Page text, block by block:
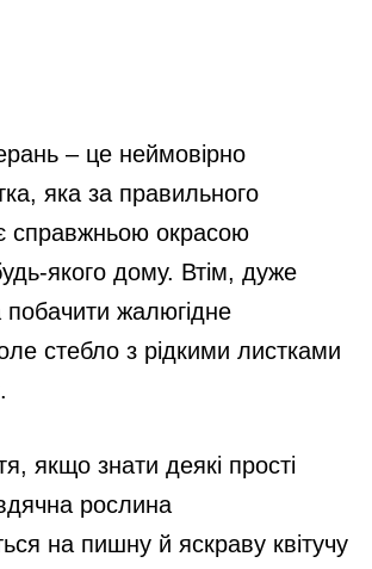
– це неймовірно
яка за правильного
справжньою окрасою
якого дому. Втім, дуже
жалюгідне
стебло з рідкими листками
якщо знати деякі прості
рослина
на пишну й яскраву квітучу